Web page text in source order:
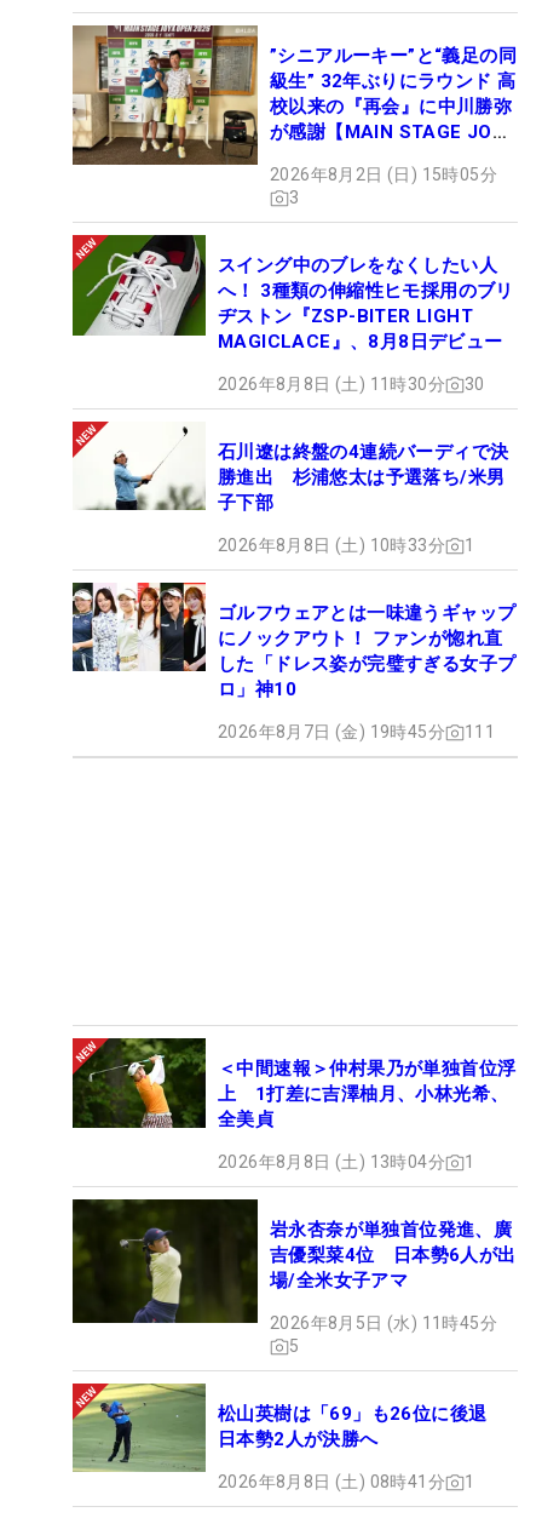
”シニアルーキー”と“義足の同
級生” 32年ぶりにラウンド 高
校以来の『再会』に中川勝弥
が感謝【MAIN STAGE JOYX
2026年8月2日 (日) 15時05分
3
スイング中のブレをなくしたい人
へ！ 3種類の伸縮性ヒモ採用のブリ
ヂストン『ZSP-BITER LIGHT
MAGICLACE』、8月8日デビュー
2026年8月8日 (土) 11時30分 30
石川遼は終盤の4連続バーディで決
勝進出 杉浦悠太は予選落ち/米男
子下部
2026年8月8日 (土) 10時33分 1
ゴルフウェアとは一味違うギャップ
にノックアウト！ ファンが惚れ直
した「ドレス姿が完璧すぎる女子プ
ロ」神10
2026年8月7日 (金) 19時45分 111
＜中間速報＞仲村果乃が単独首位浮
上 1打差に吉澤柚月、小林光希、
全美貞
2026年8月8日 (土) 13時04分 1
岩永杏奈が単独首位発進、廣
吉優梨菜4位 日本勢6人が出
場/全米女子アマ
2026年8月5日 (水) 11時45分
5
松山英樹は「69」も26位に後退
日本勢2人が決勝へ
2026年8月8日 (土) 08時41分 1